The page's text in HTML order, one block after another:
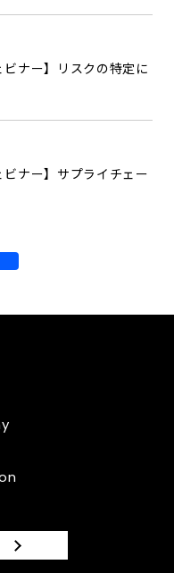
ビナー】リスクの特定に
ビナー】サプライチェー